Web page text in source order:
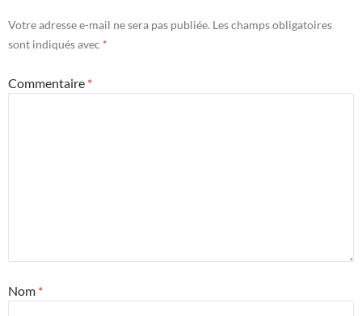
Votre adresse e-mail ne sera pas publiée. Les champs obligatoires
sont indiqués avec *
Commentaire *
Nom *